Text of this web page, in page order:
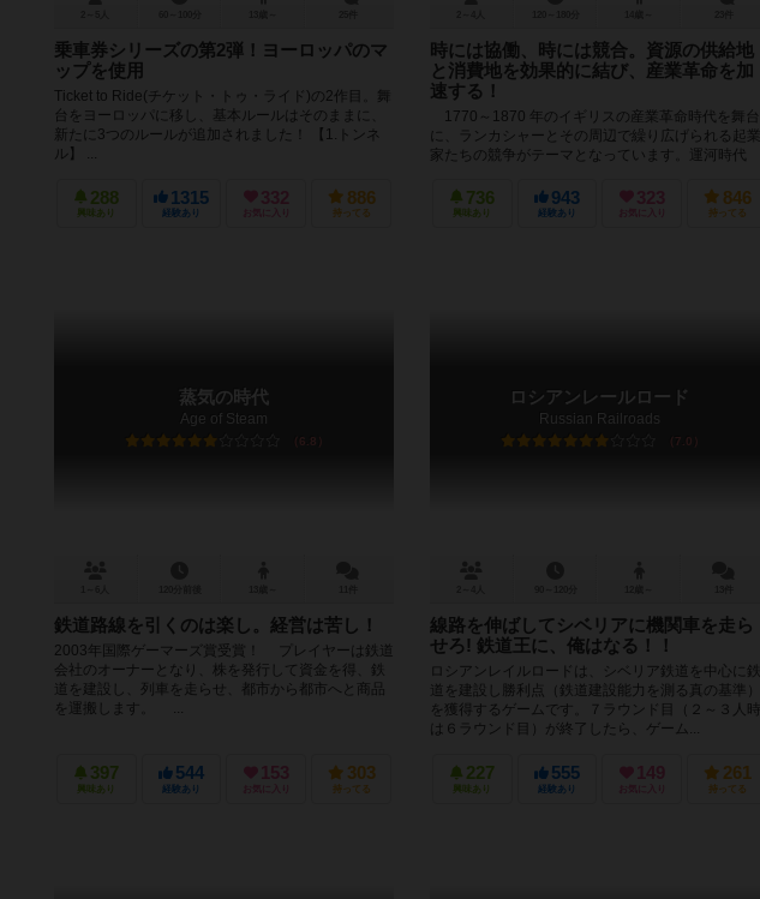
乗車券シリーズの第2弾！ヨーロッパのマ
ップを使用
Ticket to Ride(チケット・トゥ・ライド)の2作目。舞
台をヨーロッパに移し、基本ルールはそのままに、
新たに3つのルールが追加されました！ 【1.トンネ
ル】 ...
288
興味あり
1315
経験あり
332
お気に入り
886
持ってる
時には協働、時には競合。資源の供給地
と消費地を効果的に結び、産業革命を加
速する！
1770～1870 年のイギリスの産業革命時代を舞台
に、ランカシャーとその周辺で繰り広げられる起業
家たちの競争がテーマとなっています。運河時代
736
興味あり
943
経験あり
323
お気に入り
846
持ってる
蒸気の時代
Age of Steam
6.8
鉄道路線を引くのは楽し。経営は苦し！
2003年国際ゲーマーズ賞受賞！ プレイヤーは鉄道
会社のオーナーとなり、株を発行して資金を得、鉄
道を建設し、列車を走らせ、都市から都市へと商品
を運搬します。 ...
397
興味あり
544
経験あり
153
お気に入り
303
持ってる
ロシアンレールロード
Russian Railroads
7.0
線路を伸ばしてシベリアに機関車を走ら
せろ! 鉄道王に、俺はなる！！
ロシアンレイルロードは、シベリア鉄道を中心に鉄
道を建設し勝利点（鉄道建設能力を測る真の基準）
を獲得するゲームです。７ラウンド目（２～３人時
は６ラウンド目）が終了したら、ゲーム...
227
興味あり
555
経験あり
149
お気に入り
261
持ってる